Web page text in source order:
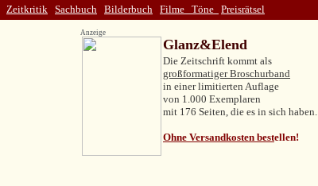
Zeitkritik Sachbuch Bilderbuch Filme Töne Preisrätsel
Anzeige
Glanz&Elend
Die Zeitschrift kommt als
großformatiger Broschurband
in einer limitierten Auflage
von 1.000 Exemplaren
mit 176 Seiten, die es in sich haben.
Ohne Versandkosten bestellen!